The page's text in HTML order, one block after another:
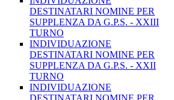
DESTINATARI NOMINE PER
SUPPLENZA DA G.P.S. - XXIII
TURNO
INDIVIDUAZIONE
DESTINATARI NOMINE PER
SUPPLENZA DA G.P.S. - XXII
TURNO
INDIVIDUAZIONE